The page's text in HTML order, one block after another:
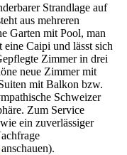
Strandlage auf
aus mehreren
Garten mit Pool, man
Caipi und lässt sich
Zimmer in drei
neue Zimmer mit
mit Balkon bzw.
Schweizer
Zum Service
ein zuverlässiger
anschauen).